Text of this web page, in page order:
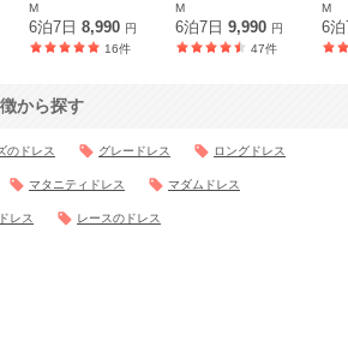
M
6泊7日8,990 円
16件
M
6泊7日9,990 円
47件
M
6泊
から探す
のドレス グレードレス ロングドレス
マタニティドレス マダムドレス
レス レースのドレス